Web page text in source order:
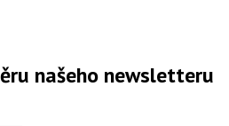
našeho newsletteru